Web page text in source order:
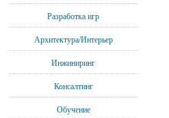
Разработка игр
Архитектура/Интерьер
Инжиниринг
Консалтинг
Обучение